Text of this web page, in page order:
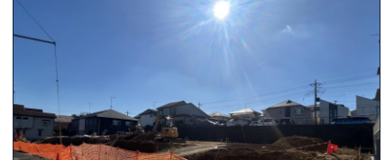
があります。東栄住宅は全棟でクリア！①耐震性②劣化
ルギー性⑥居住環境⑦維持保全管理
そのほかの魅力として、住宅ローン金利優遇、固定資産
性能を評価されています！図面を第三者機関へ提出しま
回の現場検査が行われます。構造の安定、劣化の
境・エネルギー消費量（断熱等性能）の必須4分野、空気
3
もっと詳しく 東栄住宅の建物は、国が定めた耐震最
られた、｢数百年に一度発生する地震に対して、倒壊、崩
当社こだわりの空間アイディアを ショート動画で
ご紹介しています。ここをクリック